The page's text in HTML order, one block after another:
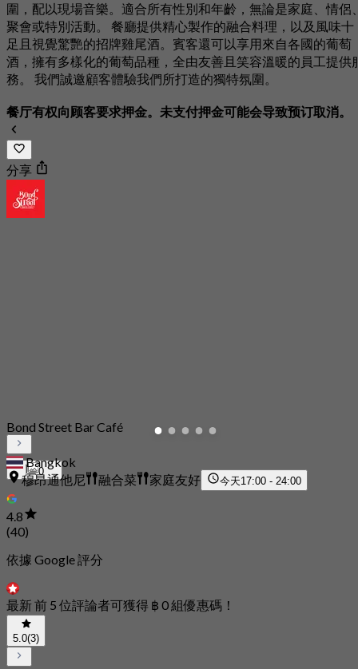
圍，配以現場音樂。適合所有性別和年齡，無論是家庭、情侶
聚會或特別活動。 餐廳提供精心製作的融合料理，以及風味十
足且視覺驚艷的招牌雞尾酒。賓客還可以享用來自各國的葡萄
酒，擁有多樣化的葡萄品種，全由友善且笑容溫暖的員工提供
務。 我們誠邀顧客體驗我們所打造的獨特氛圍。
餐厅有权向顾客要求押金。未支付押金可能会导致预订取消。
分享
0
Bond Street Bar Café
Bangkok
穆昂通他尼
融合菜 家庭友好 今天17:00 - 24:00
4.8
(40)
依據 Google 評分
最新 前 5 位評論者可獲得 ฿ 0 組優惠碼！
5.0(3)